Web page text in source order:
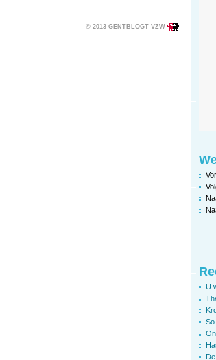
© 2013 GENTBLOGT VZW
U
So